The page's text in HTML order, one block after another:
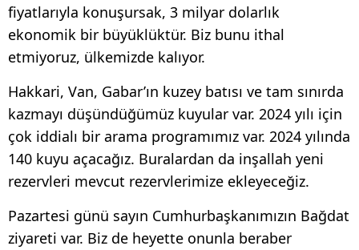
fiyatlarıyla konuşursak, 3 milyar dolarlık
ekonomik bir büyüklüktür. Biz bunu ithal
etmiyoruz, ülkemizde kalıyor.
Hakkari, Van, Gabar’ın kuzey batısı ve tam sınırda
kazmayı düşündüğümüz kuyular var. 2024 yılı için
çok iddialı bir arama programımız var. 2024 yılında
140 kuyu açacağız. Buralardan da inşallah yeni
rezervleri mevcut rezervlerimize ekleyeceğiz.
Pazartesi günü sayın Cumhurbaşkanımızın Bağdat
ziyareti var. Biz de heyette onunla beraber